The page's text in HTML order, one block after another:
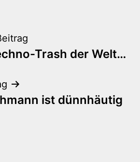
Trash der Welt…
ist dünnhäutig